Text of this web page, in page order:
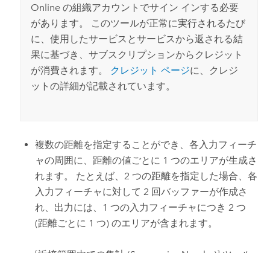
Online の組織アカウントでサイン インする必要
があります。 このツールが正常に実行されるたび
に、使用したサービスとサービスから返される結
果に基づき、サブスクリプションからクレジット
が消費されます。 クレジット ページに、クレジ
ットの詳細が記載されています。
複数の距離を指定することができ、各入力フィーチ
ャの周囲に、距離の値ごとに 1 つのエリアが生成さ
れます。 たとえば、2 つの距離を指定した場合、各
入力フィーチャに対して 2 回バッファーが作成さ
れ、出力には、1 つの入力フィーチャにつき 2 つ
(距離ごとに 1 つ) のエリアが含まれます。